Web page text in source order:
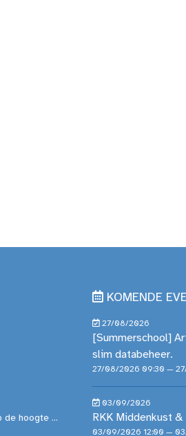
de hoogte ...
KOMENDE
27/08/2026
[Summerschool]
slim databeheer.
27/08/2026 09:30 —
03/09/2026
RKK Middenkust
03/09/2026 12:00 —